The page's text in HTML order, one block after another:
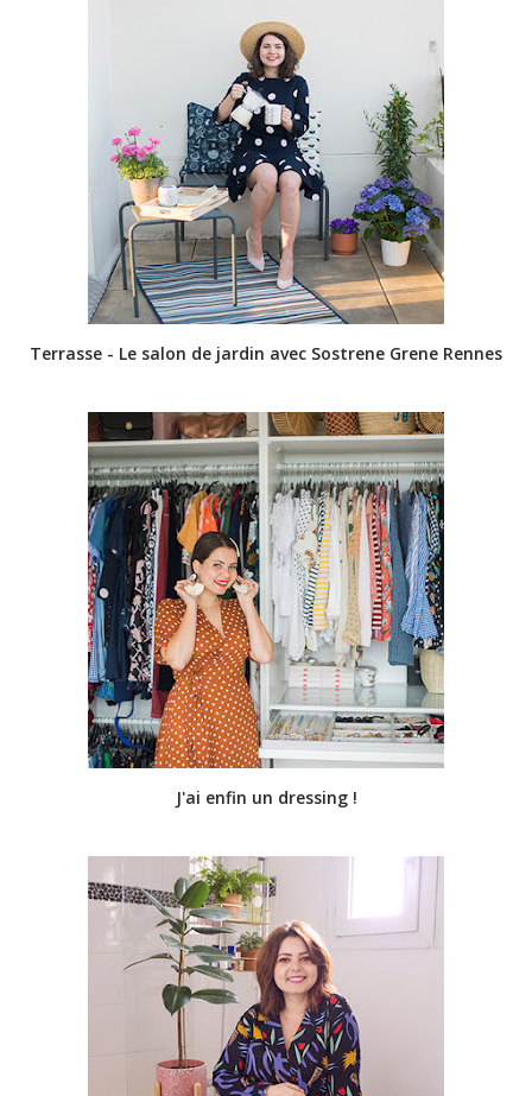
Terrasse - Le salon de jardin avec Sostrene Grene Rennes
J'ai enfin un dressing !